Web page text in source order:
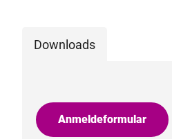
Downloads
Anmeldeformular